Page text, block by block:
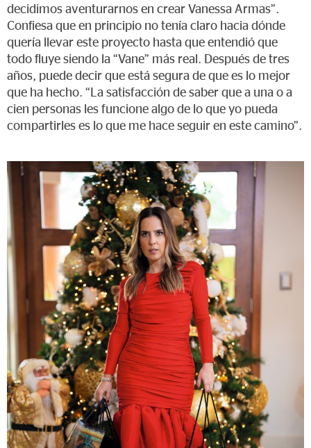
decidimos aventurarnos en crear Vanessa Armas”.
Confiesa que en principio no tenía claro hacia dónde
quería llevar este proyecto hasta que entendió que
todo fluye siendo la “Vane” más real. Después de tres
años, puede decir que está segura de que es lo mejor
que ha hecho. “La satisfacción de saber que a una o a
cien personas les funcione algo de lo que yo pueda
compartirles es lo que me hace seguir en este camino”.